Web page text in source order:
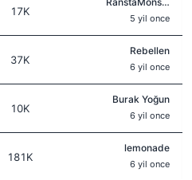
17K
5 yil once
37K
Rebellen
6 yil once
10K
Burak Yoğun
6 yil once
181K
lemonade
6 yil once